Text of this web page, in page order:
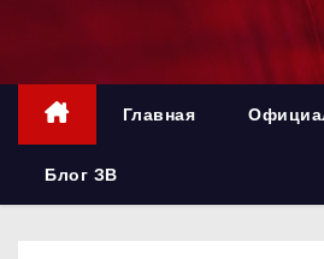
р
Главная
Блог ЗВ